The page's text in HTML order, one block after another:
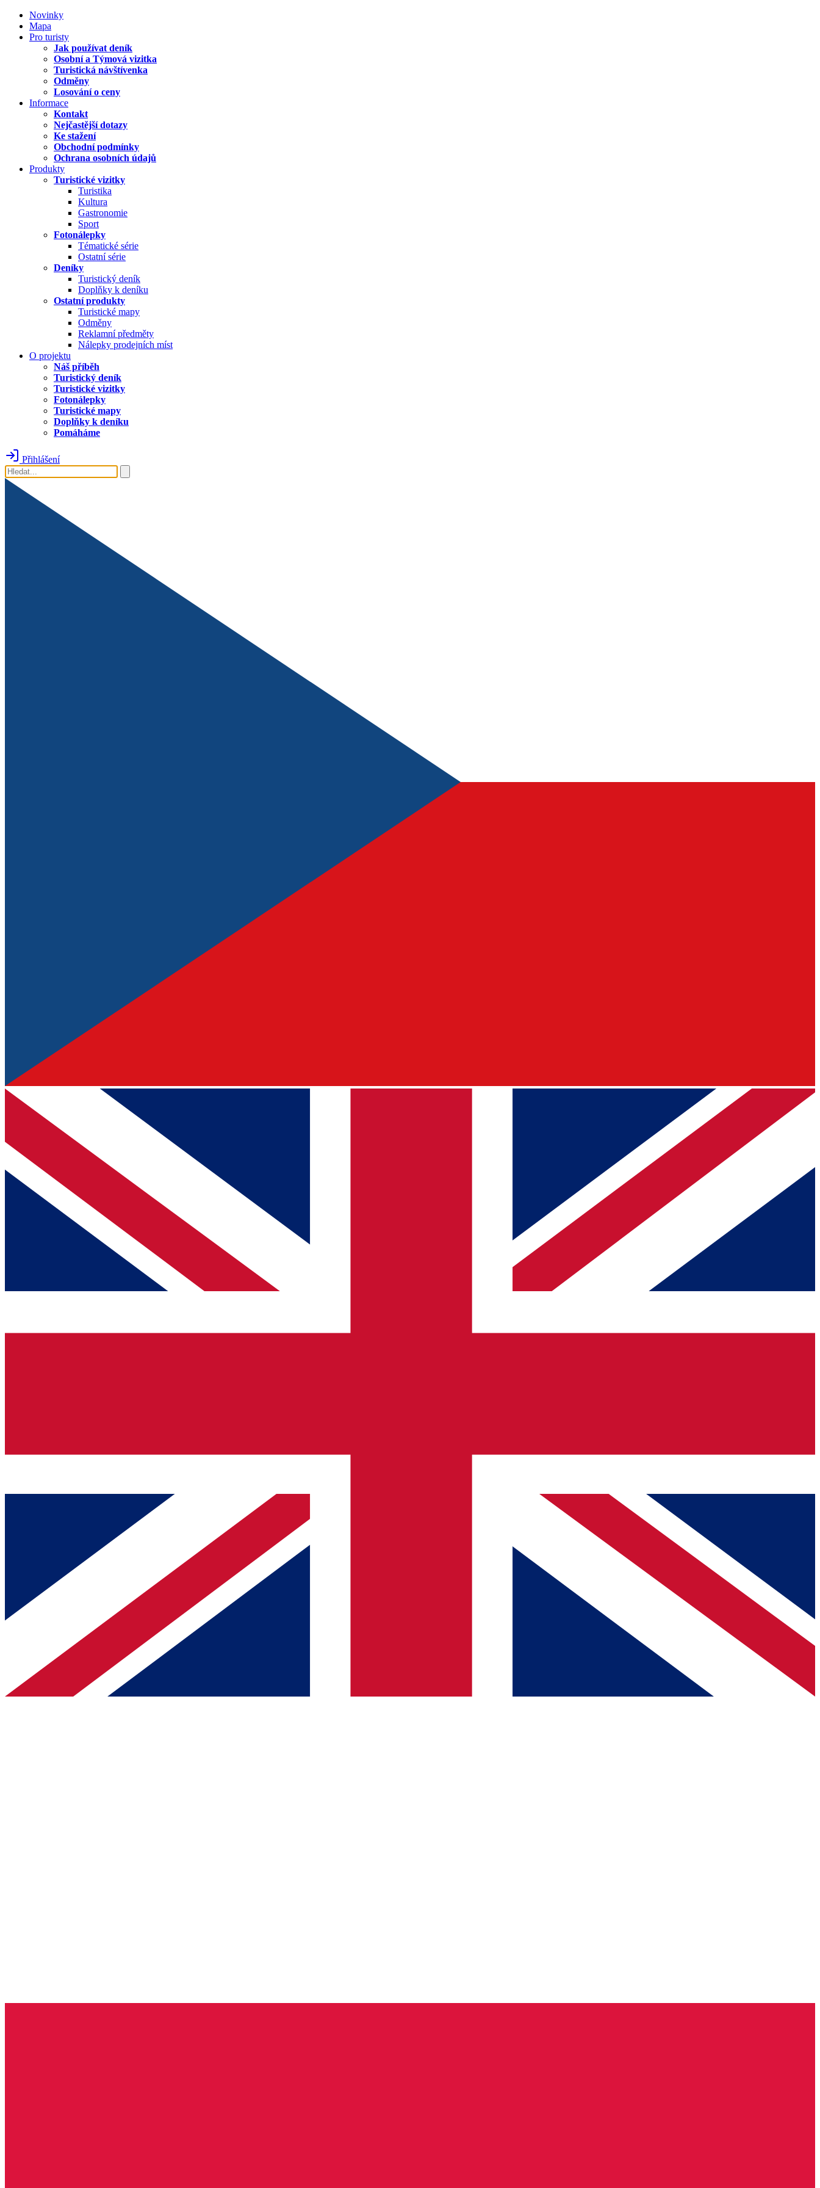
Novinky
Mapa
Pro turisty
Jak používat deník
Osobní a Týmová vizitka
Turistická návštívenka
Odměny
Losování o ceny
Informace
Kontakt
Nejčastější dotazy
Ke stažení
Obchodní podmínky
Ochrana osobních údajů
Produkty
Turistické vizitky
Turistika
Kultura
Gastronomie
Sport
Fotonálepky
Tématické série
Ostatní série
Deníky
Turistický deník
Doplňky k deníku
Ostatní produkty
Turistické mapy
Odměny
Reklamní předměty
Nálepky prodejních míst
O projektu
Náš příběh
Turistický deník
Turistické vizitky
Fotonálepky
Turistické mapy
Doplňky k deníku
Pomáháme
Přihlášení